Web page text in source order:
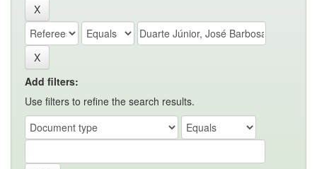
Add filters:
Use filters to refine the search results.